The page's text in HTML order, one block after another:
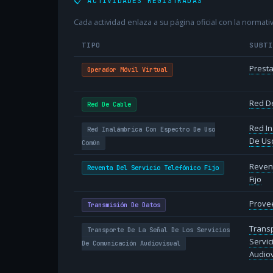
Cada actividad enlaza a su página oficial con la
TIPO
Operador Móvil Virtual
Red De Cable Red
Red Inalámbrica Con Espectro De Uso
Común
Red
De
Reventa Del Servicio Telefónico Fijo
Fijo
Transmisión De Datos
Transporte De La Señal De Los Servicios
De Comunicación Audiovisual